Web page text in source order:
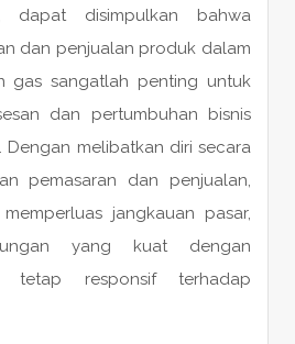
dapat disimpulkan bahwa
dan penjualan produk dalam
gas sangatlah penting untuk
dan pertumbuhan bisnis
Dengan melibatkan diri secara
pemasaran dan penjualan,
jangkauan pasar,
yang kuat dengan
tetap responsif terhadap